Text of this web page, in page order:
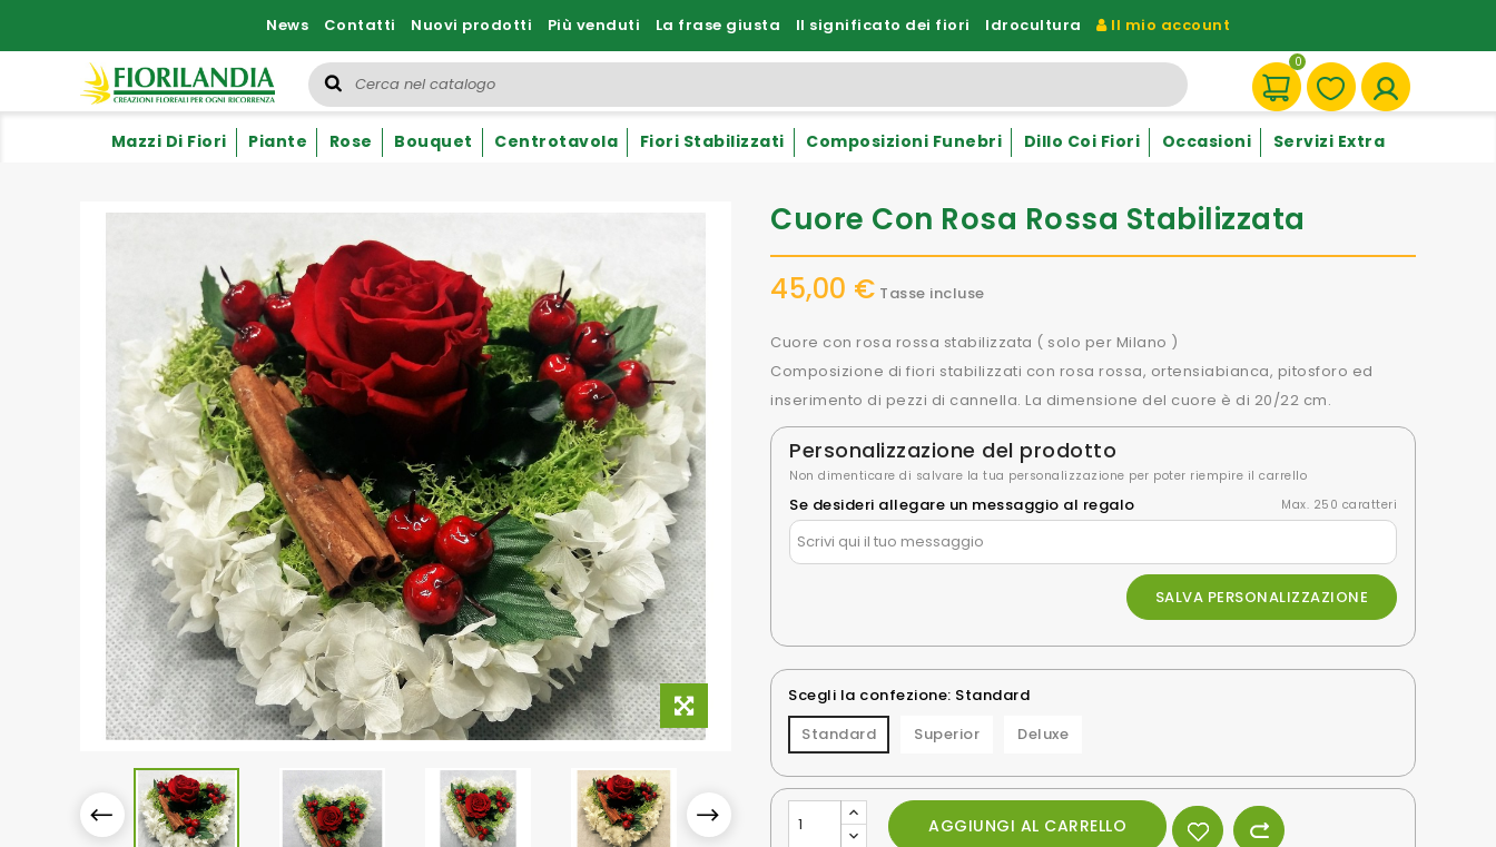
News Contatti Nuovi prodotti Più venduti La frase giusta Il significato dei fiori Idrocultura Il mio account
0
Mazzi Di Fiori Piante Rose Bouquet Centrotavola Fiori Stabilizzati Composizioni Funebri Dillo Coi Fiori Occasioni Servizi Extra
Cuore Con Rosa Rossa Stabilizzata
45,00 € Tasse incluse
Cuore con rosa rossa stabilizzata ( solo per Milano )
Composizione di fiori stabilizzati con rosa rossa, ortensiabianca, pitosforo ed
inserimento di pezzi di cannella. La dimensione del cuore è di 20/22 cm.
Personalizzazione del prodotto
Non dimenticare di salvare la tua personalizzazione per poter riempire il carrello
Se desideri allegare un messaggio al regalo Max. 250 caratteri
SALVA PERSONALIZZAZIONE
Scegli la confezione: Standard
Standard
Superior Deluxe
AGGIUNGI AL CARRELLO